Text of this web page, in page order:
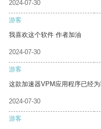
2024-07-30
游客
我喜欢这个软件 作者加油
2024-07-30
游客
这款加速器VPM应用程序已经为
2024-07-30
游客